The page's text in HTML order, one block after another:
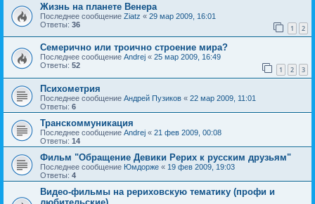
Жизнь на планете Венера
Последнее сообщение Ziatz « 29 мар 2009, 16:01
Ответы: 36 1 2
Семерично или троично строение мира?
Последнее сообщение Andrej « 25 мар 2009, 16:49
Ответы: 52 1 2 3
Психометрия
Последнее сообщение Андрей Пузиков « 22 мар 2009, 11:01
Ответы: 6
Транскоммуникация
Последнее сообщение Andrej « 21 фев 2009, 00:08
Ответы: 14
Фильм "Обращение Девики Рерих к русским друзьям"
Последнее сообщение Юмдорже « 19 фев 2009, 19:03
Ответы: 4
Видео-фильмы на рериховскую тематику (профи и